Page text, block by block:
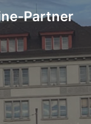
Partner